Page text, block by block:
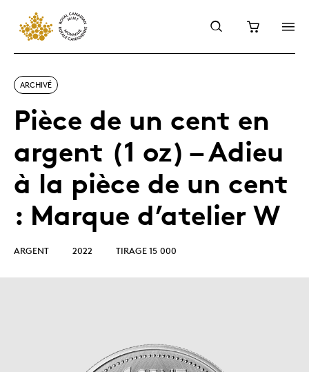
ARCHIVÉ
Pièce de un cent en
argent (1 oz) – Adieu
à la pièce de un cent
: Marque d’atelier W
ARGENT 2022 TIRAGE 15 000